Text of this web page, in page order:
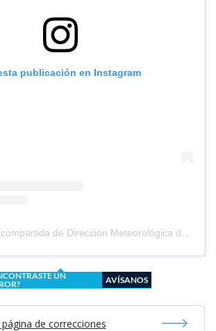
publicación en Instagram
UN
AVÍSANOS
de correcciones